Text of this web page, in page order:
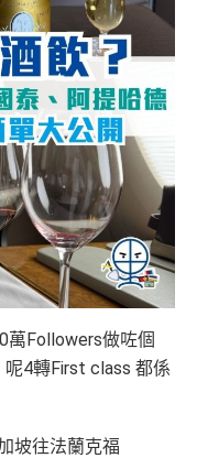
萬Followers做咗個
4轉First class 都係
坡往法蘭克福